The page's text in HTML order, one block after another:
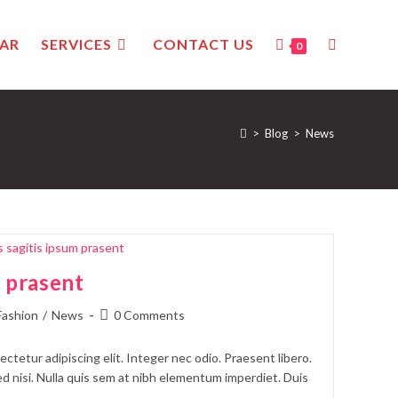
SERVICES CONTACT US 0
> Blog > News
prasent
/ News 0 Comments
adipiscing elit. Integer nec odio. Praesent libero.
nisi. Nulla quis sem at nibh elementum imperdiet. Duis